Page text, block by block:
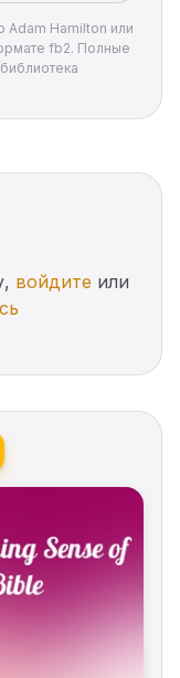
Adam Hamilton или
fb2. Полные
войдите или